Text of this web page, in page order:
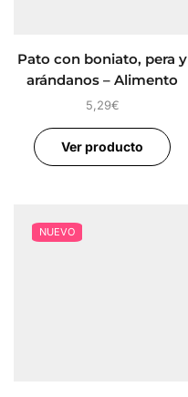
Pato con boniato, pera y
arándanos – Alimento
Completo para perros
5,29€
Ver producto
NUEVO